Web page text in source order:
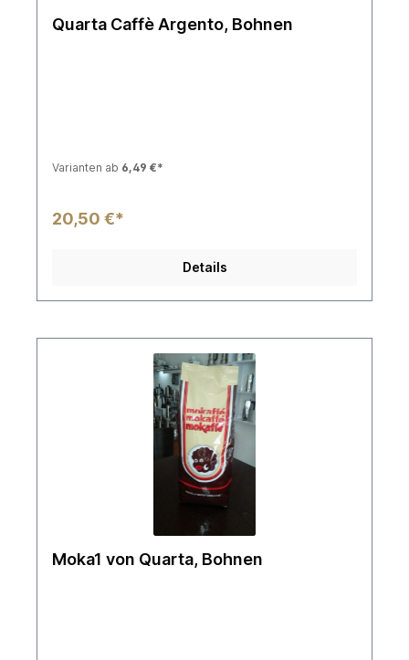
Quarta Caffè Argento, Bohnen
Varianten ab 6,49 €*
20,50 €*
Details
Moka1 von Quarta, Bohnen